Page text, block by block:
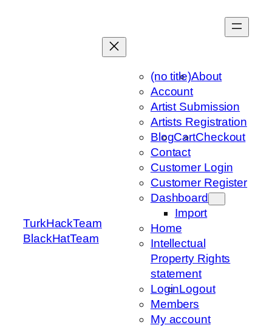
TurkHackTeam
BlackHatTeam
(no title)About
Account
Artist Submission
Artists Registration
BlogCartCheckout
Contact
Customer Login
Customer Register
Dashboard
Import
Home
Intellectual
Property Rights
statement
LoginLogout
Members
My account